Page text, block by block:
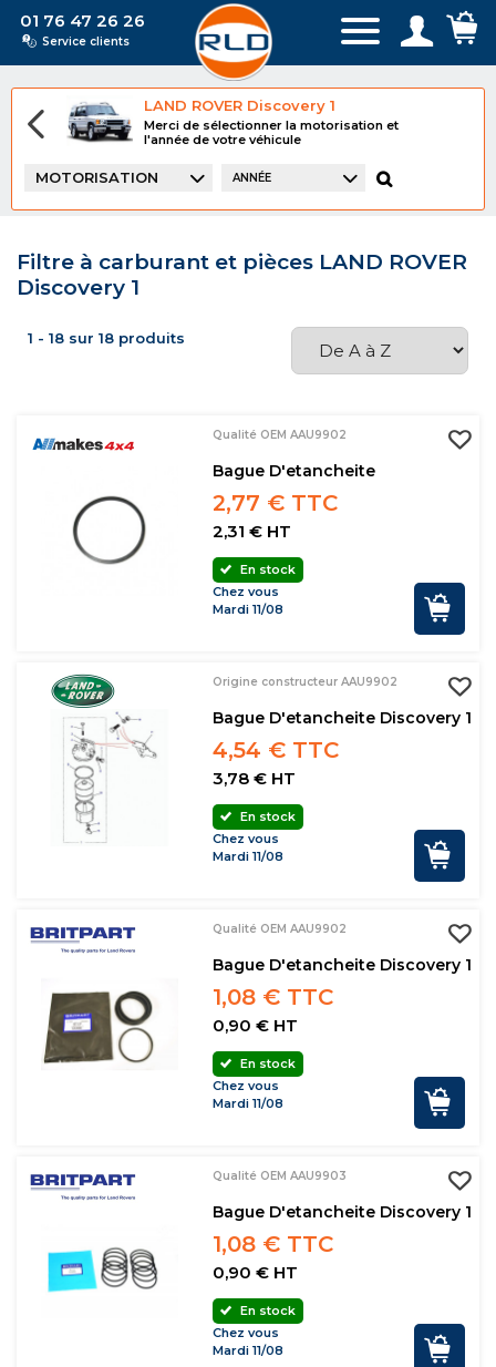
01 76 47 26 26
Service clients
LAND ROVER Discovery 1
Merci de sélectionner la motorisation et
l'année de votre véhicule
MOTORISATION ANNÉE
Filtre à carburant et pièces LAND ROVER
Discovery 1
1 - 18 sur 18 produits
Qualité OEM AAU9902
Bague D'etancheite
2,77 € TTC
2,31 € HT
En stock
Chez vous
Mardi 11/08
Origine constructeur AAU9902
Bague D'etancheite Discovery 1
4,54 € TTC
3,78 € HT
En stock
Chez vous
Mardi 11/08
Qualité OEM AAU9902
Bague D'etancheite Discovery 1
1,08 € TTC
0,90 € HT
En stock
Chez vous
Mardi 11/08
Qualité OEM AAU9903
Bague D'etancheite Discovery 1
1,08 € TTC
0,90 € HT
En stock
Chez vous
Mardi 11/08